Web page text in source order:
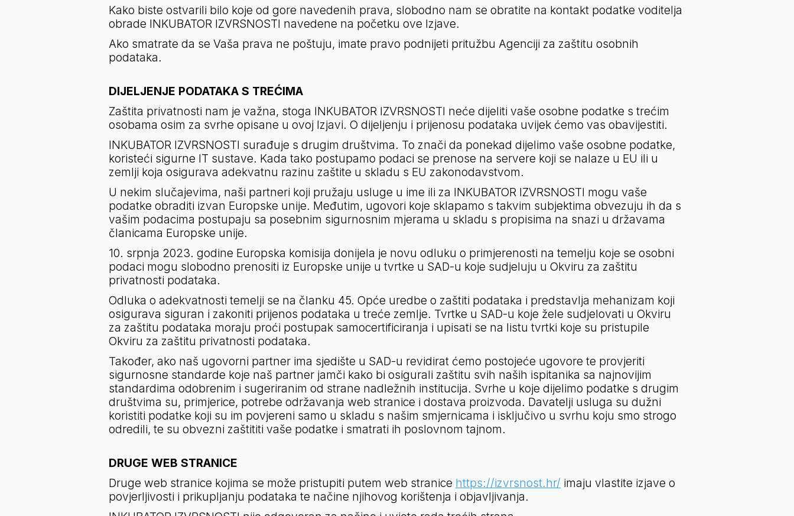
Kako biste ostvarili bilo koje od gore navedenih prava, slobodno nam se obratite na kontakt podatke voditelja
obrade INKUBATOR IZVRSNOSTI navedene na početku ove Izjave.
Ako smatrate da se Vaša prava ne poštuju, imate pravo podnijeti pritužbu Agenciji za zaštitu osobnih
podataka.
DIJELJENJE PODATAKA S TREĆIMA
Zaštita privatnosti nam je važna, stoga INKUBATOR IZVRSNOSTI neće dijeliti vaše osobne podatke s trećim
osobama osim za svrhe opisane u ovoj Izjavi. O dijeljenju i prijenosu podataka uvijek ćemo vas obavijestiti.
INKUBATOR IZVRSNOSTI surađuje s drugim društvima. To znači da ponekad dijelimo vaše osobne podatke,
koristeći sigurne IT sustave. Kada tako postupamo podaci se prenose na servere koji se nalaze u EU ili u
zemlji koja osigurava adekvatnu razinu zaštite u skladu s EU zakonodavstvom.
U nekim slučajevima, naši partneri koji pružaju usluge u ime ili za INKUBATOR IZVRSNOSTI mogu vaše
podatke obraditi izvan Europske unije. Međutim, ugovori koje sklapamo s takvim subjektima obvezuju ih da s
vašim podacima postupaju sa posebnim sigurnosnim mjerama u skladu s propisima na snazi u državama
članicama Europske unije.
10. srpnja 2023. godine Europska komisija donijela je novu odluku o primjerenosti na temelju koje se osobni
podaci mogu slobodno prenositi iz Europske unije u tvrtke u SAD-u koje sudjeluju u Okviru za zaštitu
privatnosti podataka.
Odluka o adekvatnosti temelji se na članku 45. Opće uredbe o zaštiti podataka i predstavlja mehanizam koji
osigurava siguran i zakoniti prijenos podataka u treće zemlje. Tvrtke u SAD-u koje žele sudjelovati u Okviru
za zaštitu podataka moraju proći postupak samocertificiranja i upisati se na listu tvrtki koje su pristupile
Okviru za zaštitu privatnosti podataka.
Također, ako naš ugovorni partner ima sjedište u SAD-u revidirat ćemo postojeće ugovore te provjeriti
sigurnosne standarde koje naš partner jamči kako bi osigurali zaštitu svih naših ispitanika sa najnovijim
standardima odobrenim i sugeriranim od strane nadležnih institucija. Svrhe u koje dijelimo podatke s drugim
društvima su, primjerice, potrebe održavanja web stranice i dostava proizvoda. Davatelji usluga su dužni
koristiti podatke koji su im povjereni samo u skladu s našim smjernicama i isključivo u svrhu koju smo strogo
odredili, te su obvezni zaštititi vaše podatke i smatrati ih poslovnom tajnom.
DRUGE WEB STRANICE
Druge web stranice kojima se može pristupiti putem web stranice https://izvrsnost.hr/ imaju vlastite izjave o
povjerljivosti i prikupljanju podataka te načine njihovog korištenja i objavljivanja.